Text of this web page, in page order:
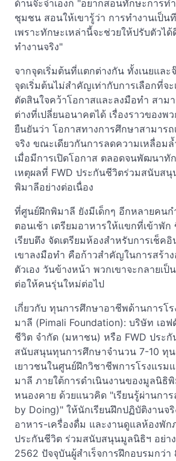
ด้านจ๊ะจ๋าเองก็ "อยากสอนทักษะการท
ชุมชน สอนให้เขารู้ว่า การทำงานเป็
เพราะทักษะเหล่านี้จะช่วยให้ปรับตัวไ
ทำงานจริง"
จากจุดเริ่มต้นที่แตกต่างกัน ทั้งเนยและ
จุดเริ่มต้นไม่สำคัญเท่ากับการเลือกที่จ
ตัดสินใจคว้าโอกาสและลงมือทำ สาม
ต่างที่เปลี่ยนอนาคตได้ เรื่องราวของพว
ยืนยันว่า โอกาสทางการศึกษาสามาร
จริง ขณะเดียวกันการลดความเหลื่อม
เมื่อมีการเปิดโอกาส ตลอดจนพัฒนาทั
เหตุผลที่ FWD ประกันชีวิตร่วมสนับส
พิมาลีอย่างต่อเนื่อง
ที่ศูนย์ฝึกพิมาลี ยังมีเด็กๆ อีกหลายคนก
ตอนเช้า เตรียมอาหารให้แขกที่เข้าพั
เรียบตึง จัดเตรียมห้องสำหรับการเช็
เขาลงมือทำ คือก้าวสำคัญในการสร้า
ตัวเอง วันข้างหน้า พวกเขาจะกลายเป็
ต่อให้คนรุ่นใหม่ต่อไป
เกี่ยวกับ ทุนการศึกษาอาชีพด้านการโ
มาลี (Pimali Foundation): บริษัท เอ
ชีวิต จำกัด (มหาชน) หรือ FWD ประ
สนับสนุนทุนการศึกษาจำนวน 7-10 ทุ
เยาวชนในศูนย์ฝึกวิชาชีพการโรงแรม
มาลี ภายใต้การดำเนินงานของมูลนิธิ
หนองคาย ด้วยแนวคิด "เรียนรู้ผ่านกา
by Doing)" ให้นักเรียนฝึกปฏิบัติงานจ
อาหาร-เครื่องดื่ม และงานดูแลห้องพัก
ประกันชีวิต ร่วมสนับสนุนมูลนิธิฯ อย่า
2562 ปัจจุบันผู้สำเร็จการฝึกอบรมกว่า